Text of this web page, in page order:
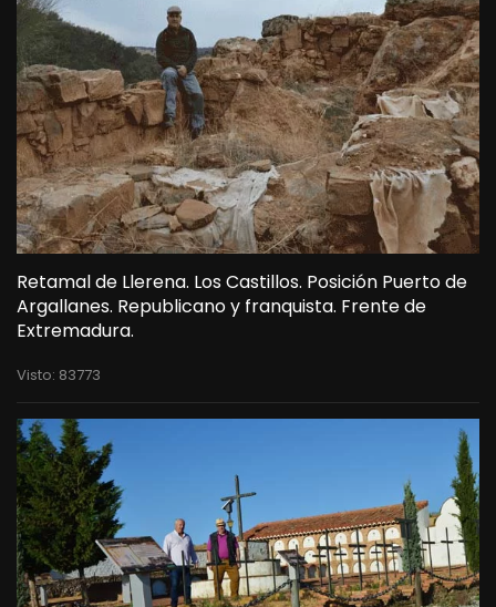
Retamal de Llerena. Los Castillos. Posición Puerto de
Argallanes. Republicano y franquista. Frente de
Extremadura.
Visto: 83773